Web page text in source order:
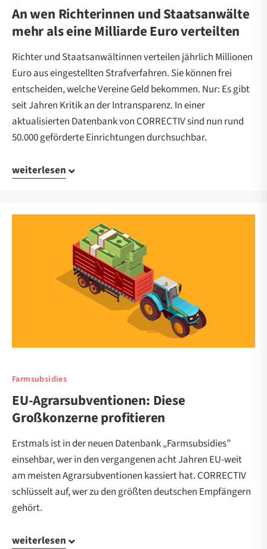
An wen Richterinnen und Staatsanwälte
mehr als eine Milliarde Euro verteilten
Richter und Staatsanwältinnen verteilen jährlich Millionen
Euro aus eingestellten Strafverfahren. Sie können frei
entscheiden, welche Vereine Geld bekommen. Nur: Es gibt
seit Jahren Kritik an der Intransparenz. In einer
aktualisierten Datenbank von CORRECTIV sind nun rund
50.000 geförderte Einrichtungen durchsuchbar.
weiterlesen
Farmsubsidies
EU-Agrarsubventionen: Diese
Großkonzerne profitieren
Erstmals ist in der neuen Datenbank „Farmsubsidies”
einsehbar, wer in den vergangenen acht Jahren EU-weit
am meisten Agrarsubventionen kassiert hat. CORRECTIV
schlüsselt auf, wer zu den größten deutschen Empfängern
gehört.
weiterlesen